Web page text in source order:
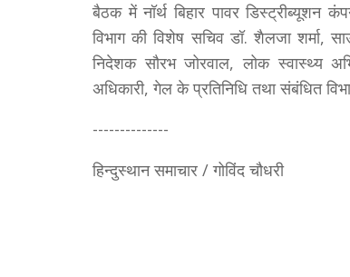
बैठक में नॉर्थ बिहार पावर डिस्ट्रीब्यूशन
विभाग की विशेष सचिव डॉ. शैलजा शर्मा,
निदेशक सौरभ जोरवाल, लोक स्वास्थ्य
अधिकारी, गेल के प्रतिनिधि तथा संबंधित
--------------
हिन्दुस्थान समाचार / गोविंद चौधरी